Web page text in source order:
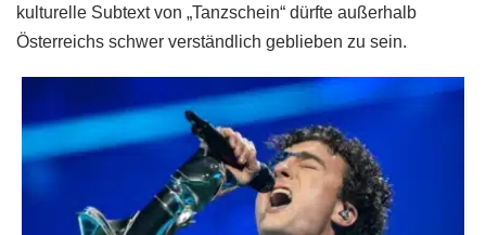
kulturelle Subtext von „Tanzschein“ dürfte außerhalb
Österreichs schwer verständlich geblieben zu sein.